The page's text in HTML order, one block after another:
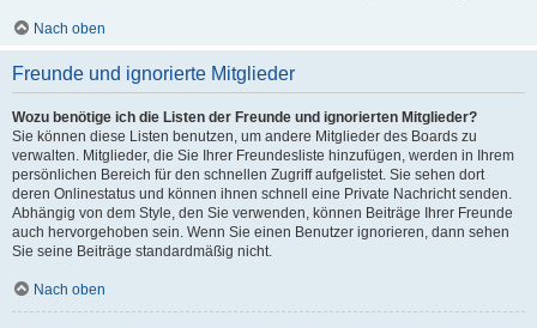
Nach oben
Freunde und ignorierte Mitglieder
Wozu benötige ich die Listen der Freunde und ignorierten Mitglieder?
Sie können diese Listen benutzen, um andere Mitglieder des Boards zu
verwalten. Mitglieder, die Sie Ihrer Freundesliste hinzufügen, werden in Ihrem
persönlichen Bereich für den schnellen Zugriff aufgelistet. Sie sehen dort
deren Onlinestatus und können ihnen schnell eine Private Nachricht senden.
Abhängig von dem Style, den Sie verwenden, können Beiträge Ihrer Freunde
auch hervorgehoben sein. Wenn Sie einen Benutzer ignorieren, dann sehen
Sie seine Beiträge standardmäßig nicht.
Nach oben